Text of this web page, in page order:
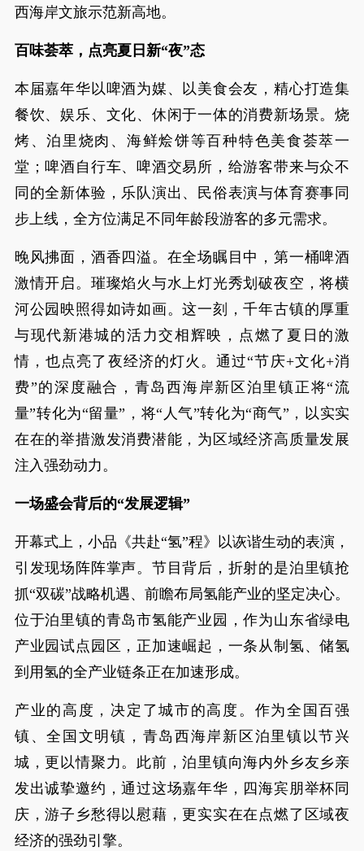
西海岸文旅示范新高地。
百味荟萃，点亮夏日新“夜”态
本届嘉年华以啤酒为媒、以美食会友，精心打造集
餐饮、娱乐、文化、休闲于一体的消费新场景。烧
烤、泊里烧肉、海鲜烩饼等百种特色美食荟萃一
堂；啤酒自行车、啤酒交易所，给游客带来与众不
同的全新体验，乐队演出、民俗表演与体育赛事同
步上线，全方位满足不同年龄段游客的多元需求。
晚风拂面，酒香四溢。在全场瞩目中，第一桶啤酒
激情开启。璀璨焰火与水上灯光秀划破夜空，将横
河公园映照得如诗如画。这一刻，千年古镇的厚重
与现代新港城的活力交相辉映，点燃了夏日的激
情，也点亮了夜经济的灯火。通过“节庆+文化+消
费”的深度融合，青岛西海岸新区泊里镇正将“流
量”转化为“留量”，将“人气”转化为“商气”，以实实
在在的举措激发消费潜能，为区域经济高质量发展
注入强劲动力。
一场盛会背后的“发展逻辑”
开幕式上，小品《共赴“氢”程》以诙谐生动的表演，
引发现场阵阵掌声。节目背后，折射的是泊里镇抢
抓“双碳”战略机遇、前瞻布局氢能产业的坚定决心。
位于泊里镇的青岛市氢能产业园，作为山东省绿电
产业园试点园区，正加速崛起，一条从制氢、储氢
到用氢的全产业链条正在加速形成。
产业的高度，决定了城市的高度。作为全国百强
镇、全国文明镇，青岛西海岸新区泊里镇以节兴
城，更以情聚力。此前，泊里镇向海内外乡友乡亲
发出诚挚邀约，通过这场嘉年华，四海宾朋举杯同
庆，游子乡愁得以慰藉，更实实在在点燃了区域夜
经济的强劲引擎。